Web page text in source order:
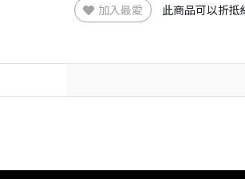
加入最愛 此商品可以折抵